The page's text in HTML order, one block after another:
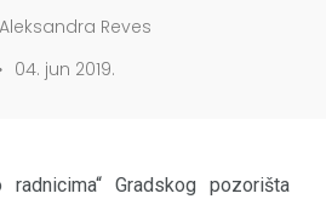
Aleksandra Reves
04. jun 2019.
radnicima“ Gradskog pozorišta